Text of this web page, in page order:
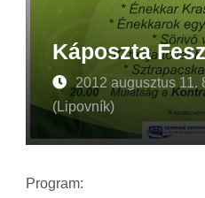
Káposzta
2012 augusztus 11.
(Lipovník)
Program: